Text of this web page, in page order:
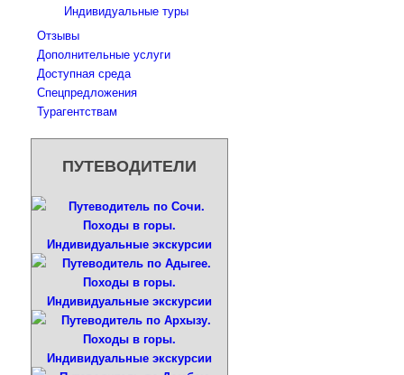
Индивидуальные туры
Отзывы
Дополнительные услуги
Доступная среда
Спецпредложения
Турагентствам
ПУТЕВОДИТЕЛИ